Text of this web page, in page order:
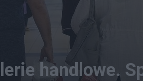
handlowe.